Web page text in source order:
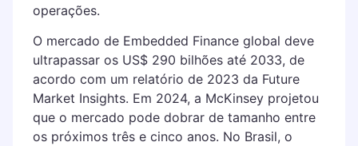
operações.
O mercado de Embedded Finance global deve
ultrapassar os US$ 290 bilhões até 2033, de
acordo com um relatório de 2023 da Future
Market Insights. Em 2024, a McKinsey projetou
que o mercado pode dobrar de tamanho entre
os próximos três e cinco anos. No Brasil, o